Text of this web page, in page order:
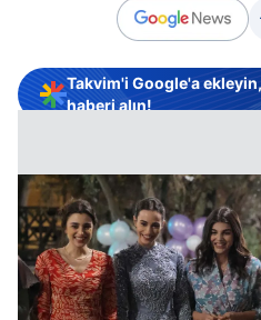
Takvim'i Google'a
haberi alın!